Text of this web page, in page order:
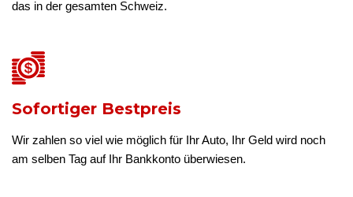
das in der gesamten Schweiz.
Sofortiger Bestpreis
Wir zahlen so viel wie möglich für Ihr Auto, Ihr Geld wird noch
am selben Tag auf Ihr Bankkonto überwiesen.